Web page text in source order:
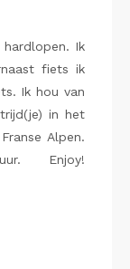
Ik
fiets ik
Ik hou van
in het
Alpen.
Enjoy!